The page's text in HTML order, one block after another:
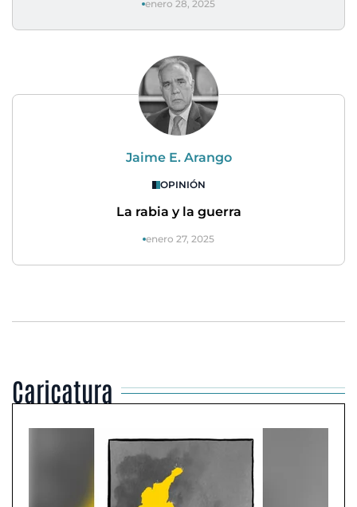
enero 28, 2025
Jaime E. Arango
OPINIÓN
La rabia y la guerra
enero 27, 2025
Caricatura